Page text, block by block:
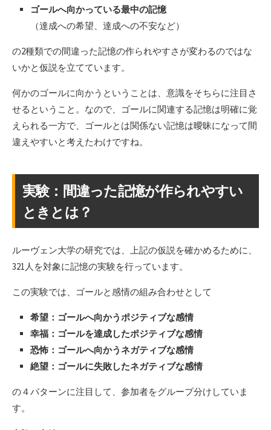
ゴールへ向かっている最中の記憶
（達成への希望、達成への不安など）
の2種類での間違った記憶の作られやすさが変わるのではな
いかと仮説を立てています。
何かのゴールに向かうということは、意識をそちらに注目さ
せるということ。なので、ゴールに関連する記憶は明確に覚
えられる一方で、ゴールとは関係ない記憶は曖昧になって間
違えやすいと考えたわけですね。
実験：間違った記憶が作られやすい
ときとは？
ルーヴェン大学の研究では、上記の仮説を確かめるために、
321人を対象に記憶の実験を行っています。
この実験では、ゴールと感情の組み合わせとして
希望：ゴールへ向かうポジティブな感情
幸福：ゴールを達成したポジティブな感情
恐怖：ゴールへ向かうネガティブな感情
絶望：ゴールに失敗したネガティブな感情
の４パターンに注目して、参加者をグループ分けしていま
す。